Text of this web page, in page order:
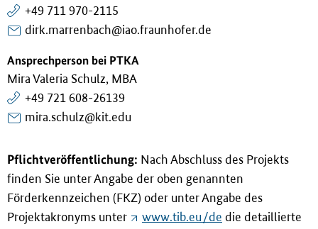
+49 711 970-2115
dirk.marrenbach@iao.fraunhofer.de
Ansprechperson bei PTKA
Mira Valeria Schulz, MBA
+49 721 608-26139
mira.schulz@kit.edu
Pflichtveröffentlichung: Nach Abschluss des Projekts
finden Sie unter Angabe der oben genannten
Förderkennzeichen (FKZ) oder unter Angabe des
Projektakronyms unter
www.tib.eu/de die detaillierte